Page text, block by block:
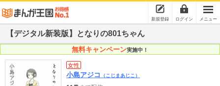
新規登録 ログイン メニュー
【デジタル新装版】となりの801ちゃん
無料キャンペーン実施中！
女性
小島アジコ （こじまあじこ）